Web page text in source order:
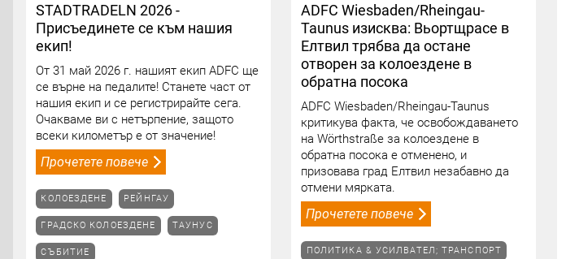
STADTRADELN 2026 -
Присъединете се към нашия
екип!
От 31 май 2026 г. нашият екип ADFC ще
се върне на педалите! Станете част от
нашия екип и се регистрирайте сега.
Очакваме ви с нетърпение, защото
всеки километър е от значение!
Прочетете повече
КОЛОЕЗДЕНЕ РЕЙНГАУ
ГРАДСКО КОЛОЕЗДЕНЕ ТАУНУС
СЪБИТИЕ
ADFC Wiesbaden/Rheingau-
Taunus изисква: Вьортщрасе в
Елтвил трябва да остане
отворен за колоездене в
обратна посока
ADFC Wiesbaden/Rheingau-Taunus
критикува факта, че освобождаването
на Wörthstraße за колоездене в
обратна посока е отменено, и
призовава град Елтвил незабавно да
отмени мярката.
Прочетете повече
ПОЛИТИКА & УСИЛВАТЕЛ; ТРАНСПОРТ